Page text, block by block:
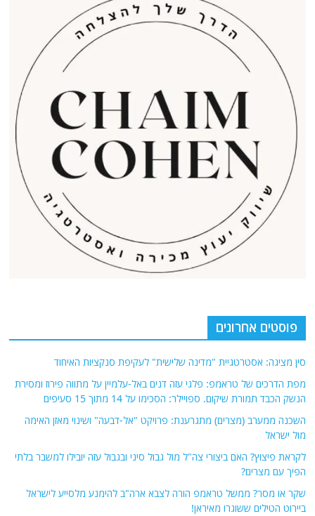
פוסטים אחרונים
סין מציגה: אסטרטגיית "מדינה שלישית" לעקיפת סנקציות האיחוד
מפת הדרכים של טראמפ: פלגי עזה דנים באל-עלמיין על מתווה פירוז ומסירת
הנשק הכבד תמורת שיקום. ספויילר: הסכימו על 14 מתוך 15 סעיפים
השכנה ממערב (מצרים) מתגרענת: פרויקט "אל-דבעה" ושינוי מאזן האימה
מול ישראל
לקראת פיצוץ? האם ביצורי צה"ל מול גבול סיני ובגבול עזה יובילו למשבר בלתי
הפיך עם מצרים?
שקר או מסר? ממשל טראמפ הורה לצבא ארה"ב להימנע מלסייע לישראל
ביירוט הטילים ששוגרו מאיראן!